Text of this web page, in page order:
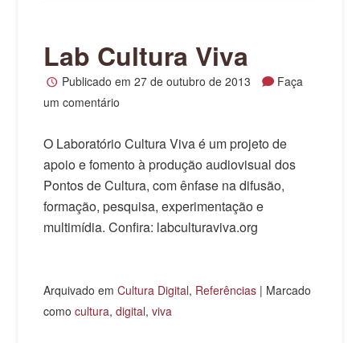
Lab Cultura Viva
Publicado em 27 de outubro de 2013
Faça
um comentário
O Laboratório Cultura Viva é um projeto de
apoio e fomento à produção audiovisual dos
Pontos de Cultura, com ênfase na difusão,
formação, pesquisa, experimentação e
multimídia. Confira: labculturaviva.org
Arquivado emCultura Digital, Referências | Marcado
comocultura,digital,viva